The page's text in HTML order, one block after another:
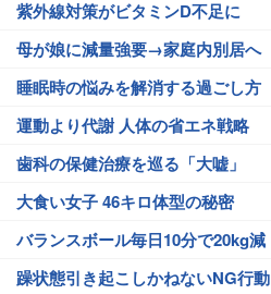
紫外線対策がビタミンD不足に
母が娘に減量強要→家庭内別居へ
睡眠時の悩みを解消する過ごし方
運動より代謝 人体の省エネ戦略
歯科の保健治療を巡る「大嘘」
大食い女子 46キロ体型の秘密
バランスボール毎日10分で20kg減
躁状態引き起こしかねないNG行動